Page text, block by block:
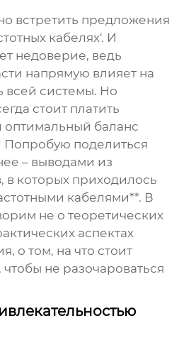
встретить предложения
кабелях'. И
недоверие, ведь
напрямую влияет на
всей системы. Но
стоит платить
оптимальный баланс
поделиться
– выводами из
в которых приходилось
кабелями**. В
не о теоретических
аспектах
о том, на что стоит
не разочароваться